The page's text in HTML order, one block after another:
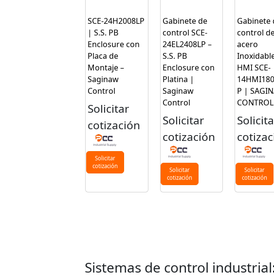
SCE-24H2008LP
| S.S. PB
Enclosure con
Placa de
Montaje –
Saginaw
Control
Solicitar
cotización
Solicitar
cotización
Gabinete de
control SCE-
24EL2408LP –
S.S. PB
Enclosure con
Platina |
Saginaw
Control
Solicitar
cotización
Solicitar
cotización
Gabinete
control
acero
HMI SCE-
P |
CONTROL
Solicitar
cotización
Sistemas de control